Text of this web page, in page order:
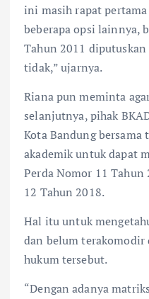
ini masih rapat
beberapa opsi lainnya,
Tahun 2011
tidak,” ujarnya.
Riana pun meminta
selanjutnya, pihak
Kota Bandung
akademik untuk dapat
Perda Nomor 11 Tahun
12 Tahun 2018.
Hal itu untuk
dan belum terakomodir
hukum tersebut.
“Dengan adanya